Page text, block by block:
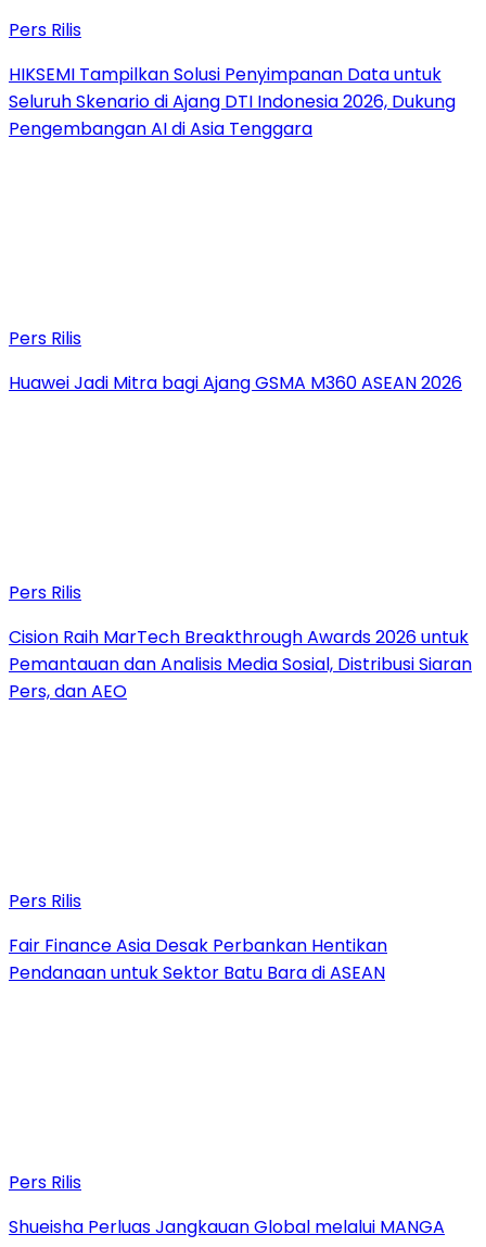
Pers Rilis
HIKSEMI Tampilkan Solusi Penyimpanan Data untuk
Seluruh Skenario di Ajang DTI Indonesia 2026, Dukung
Pengembangan AI di Asia Tenggara
Pers Rilis
Huawei Jadi Mitra bagi Ajang GSMA M360 ASEAN 2026
Pers Rilis
Cision Raih MarTech Breakthrough Awards 2026 untuk
Pemantauan dan Analisis Media Sosial, Distribusi Siaran
Pers, dan AEO
Pers Rilis
Fair Finance Asia Desak Perbankan Hentikan
Pendanaan untuk Sektor Batu Bara di ASEAN
Pers Rilis
Shueisha Perluas Jangkauan Global melalui MANGA